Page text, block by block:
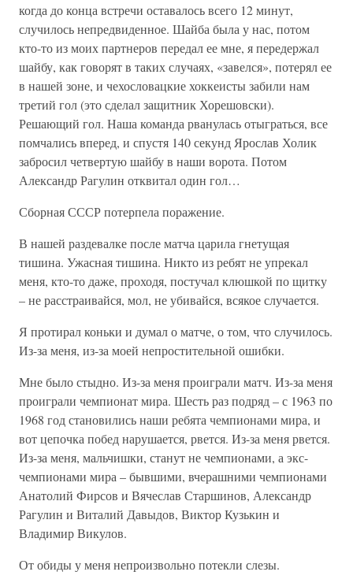
когда до конца встречи оставалось всего 12 минут,
случилось непредвиденное. Шайба была у нас, потом
кто-то из моих партнеров передал ее мне, я передержал
шайбу, как говорят в таких случаях, «завелся», потерял ее
в нашей зоне, и чехословацкие хоккеисты забили нам
третий гол (это сделал защитник Хорешовски).
Решающий гол. Наша команда рванулась отыграться, все
помчались вперед, и спустя 140 секунд Ярослав Холик
забросил четвертую шайбу в наши ворота. Потом
Александр Рагулин отквитал один гол…
Сборная СССР потерпела поражение.
В нашей раздевалке после матча царила гнетущая
тишина. Ужасная тишина. Никто из ребят не упрекал
меня, кто-то даже, проходя, постучал клюшкой по щитку
– не расстраивайся, мол, не убивайся, всякое случается.
Я протирал коньки и думал о матче, о том, что случилось.
Из-за меня, из-за моей непростительной ошибки.
Мне было стыдно. Из-за меня проиграли матч. Из-за меня
проиграли чемпионат мира. Шесть раз подряд – с 1963 по
1968 год становились наши ребята чемпионами мира, и
вот цепочка побед нарушается, рвется. Из-за меня рвется.
Из-за меня, мальчишки, станут не чемпионами, а экс-
чемпионами мира – бывшими, вчерашними чемпионами
Анатолий Фирсов и Вячеслав Старшинов, Александр
Рагулин и Виталий Давыдов, Виктор Кузькин и
Владимир Викулов.
От обиды у меня непроизвольно потекли слезы.